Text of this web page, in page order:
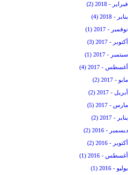
فبراير - 2018 (2)
يناير - 2018 (4)
نوفمبر - 2017 (1)
أكتوبر - 2017 (3)
سبتمبر - 2017 (1)
أغسطس - 2017 (4)
مايو - 2017 (2)
أبريل - 2017 (2)
مارس - 2017 (5)
يناير - 2017 (2)
ديسمبر - 2016 (2)
أكتوبر - 2016 (2)
أغسطس - 2016 (1)
يوليو - 2016 (1)